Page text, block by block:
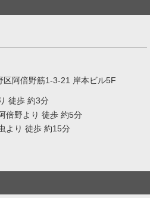
区阿倍野筋1-3-21 岸本ビル5F
徒歩 約3分
倍野より 徒歩 約5分
より 徒歩 約15分